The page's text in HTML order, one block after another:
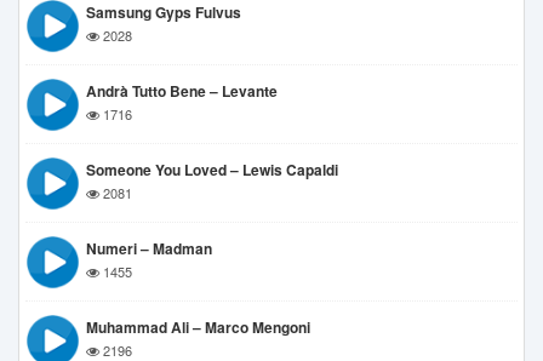
Samsung Gyps Fulvus
2028
Andrà Tutto Bene – Levante
1716
Someone You Loved – Lewis Capaldi
2081
Numeri – Madman
1455
Muhammad Ali – Marco Mengoni
2196